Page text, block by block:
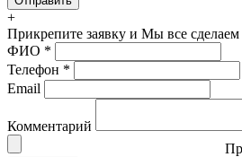
+
Прикрепите заявку и Мы все сделаем
ФИО *
Телефон *
Email
Комментарий